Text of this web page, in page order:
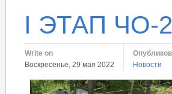
I ЭТАП ЧО-
Write on
Воскресенье, 29 мая 2022
Новости